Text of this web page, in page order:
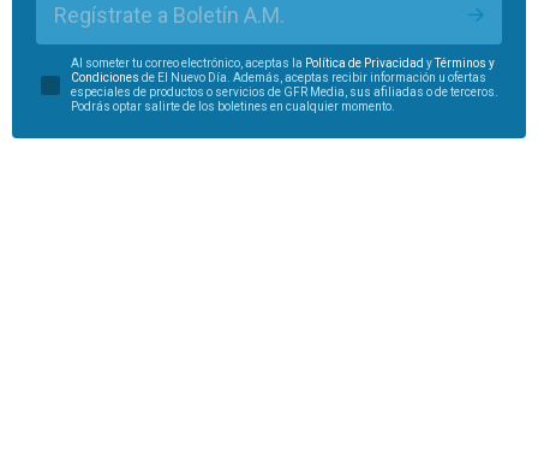
Regístrate a Boletín A.M.
Al someter tu correo electrónico, aceptas la Política de Privacidad yTérminos y
Condiciones de El Nuevo Día. Además, aceptas recibir información u ofertas
especiales de productos o servicios de GFR Media, sus afiliadas o de terceros.
Podrás optar salirte de los boletines en cualquier momento.